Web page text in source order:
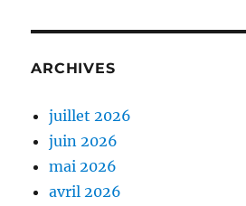
ARCHIVES
juillet 2026
juin 2026
mai 2026
avril 2026